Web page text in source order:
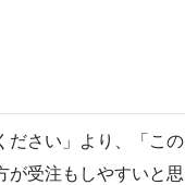
ださい」より、「この
が受注もしやすいと思